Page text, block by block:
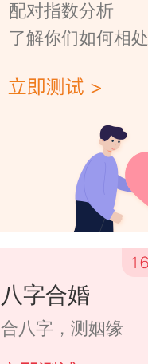
配对指数分析
了解你们如何相处
八字合婚
合八字，测姻缘